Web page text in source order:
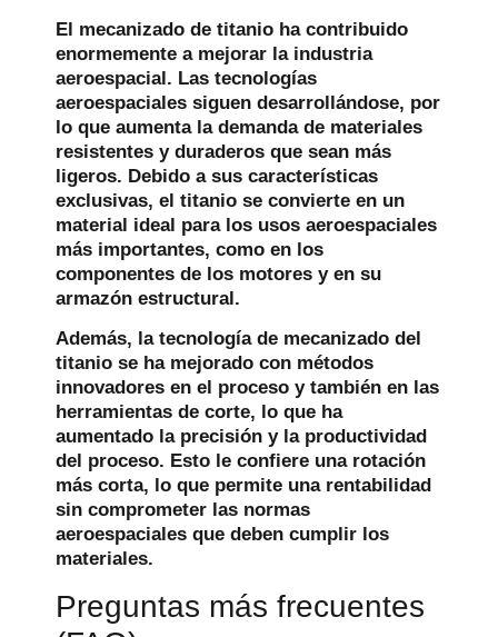
El mecanizado de titanio ha contribuido
enormemente a mejorar la industria
aeroespacial. Las tecnologías
aeroespaciales siguen desarrollándose, por
lo que aumenta la demanda de materiales
resistentes y duraderos que sean más
ligeros. Debido a sus características
exclusivas, el titanio se convierte en un
material ideal para los usos aeroespaciales
más importantes, como en los
componentes de los motores y en su
armazón estructural.
Además, la tecnología de mecanizado del
titanio se ha mejorado con métodos
innovadores en el proceso y también en las
herramientas de corte, lo que ha
aumentado la precisión y la productividad
del proceso. Esto le confiere una rotación
más corta, lo que permite una rentabilidad
sin comprometer las normas
aeroespaciales que deben cumplir los
materiales.
Preguntas más frecuentes